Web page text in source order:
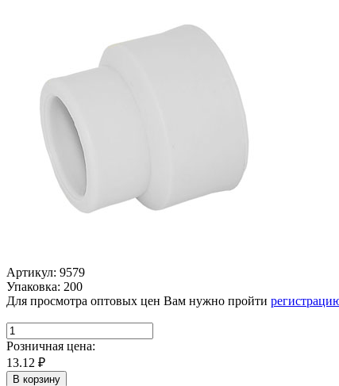
Артикул: 9579
Упаковка: 200
Для просмотра оптовых цен Вам нужно пройти
Розничная цена:
13.12 ₽
В корзину